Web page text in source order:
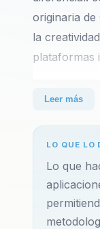
originaria
la
plataformas
Johanna
destacada
creatividad
también
observar,
Leer más
LO QUE LO
Lo que